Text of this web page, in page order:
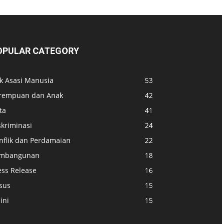
CATEGORY
Asasi Manusia
53
dan Anak
42
41
24
dan Perdamaian
22
18
Release
16
15
15